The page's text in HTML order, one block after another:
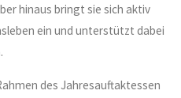
hinaus bringt sie sich aktiv
ein und unterstützt dabei
des Jahresauftaktessen